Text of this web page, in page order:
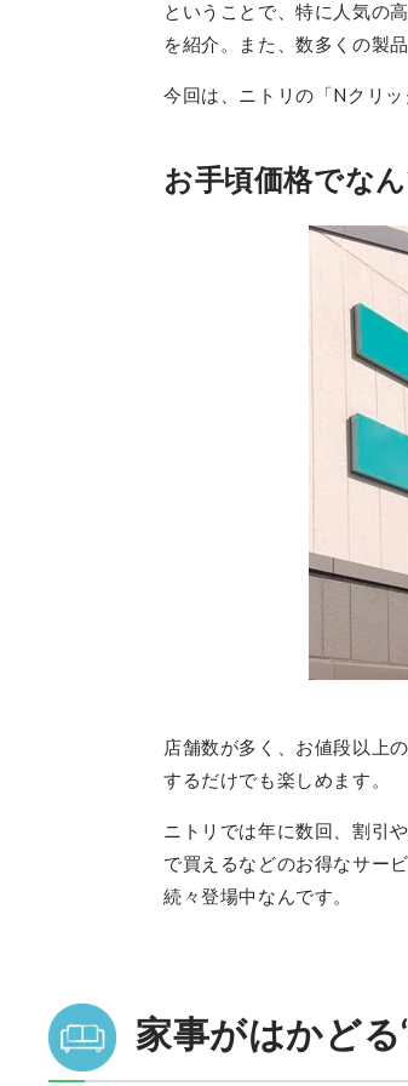
ということで、特に人気の
を紹介。また、数多くの製
今回は、ニトリの「Nクリ
お手頃価格でな
店舗数が多く、お値段以上
するだけでも楽しめます。
ニトリでは年に数回、割引
で買えるなどのお得なサー
続々登場中なんです。
家事がはかど